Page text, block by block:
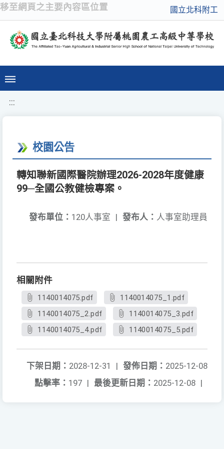
移至網頁之主要內容區位置 國立北科附工
:::
校園公告
轉知聯新國際醫院辦理2026-2028年度健康
99─全國公教健檢專案。
發布人： 人事室助理員
發布單位： 120人事室 |
相關附件
1140014075.pdf
1140014075_1.pdf
1140014075_2.pdf
1140014075_3.pdf
1140014075_4.pdf
1140014075_5.pdf
發佈日期： 2025-12-08
下架日期： 2028-12-31
|
最後更新日期： 2025-12-08 |
點擊率： 197 |